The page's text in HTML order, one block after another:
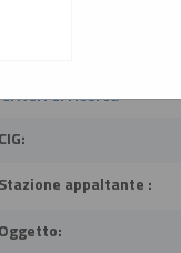
Criteri di ricerca
CIG:
Stazione appaltante :
Oggetto: